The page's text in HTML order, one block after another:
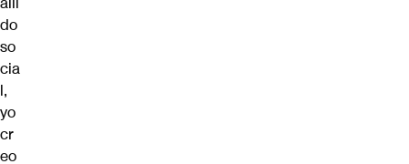
do
so
cia
l,
yo
cr
eo